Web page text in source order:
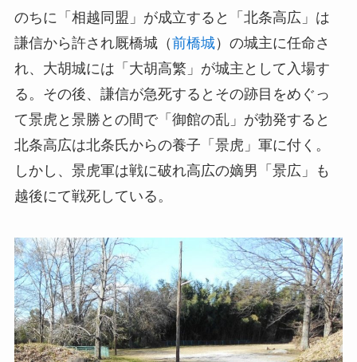
のちに「相越同盟」が成立すると「北条高広」は
謙信から許され厩橋城（前橋城）の城主に任命さ
れ、大胡城には「大胡高繁」が城主として入場す
る。その後、謙信が急死するとその跡目をめぐっ
て景虎と景勝との間で「御館の乱」が勃発すると
北条高広は北条氏からの養子「景虎」軍に付く。
しかし、景虎軍は戦に破れ高広の嫡男「景広」も
越後にて戦死している。